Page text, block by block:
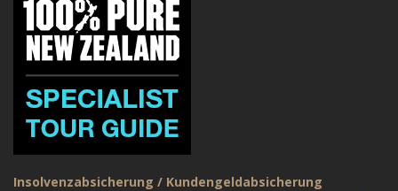
Insolvenzabsicherung / Kundengeldabsicherung